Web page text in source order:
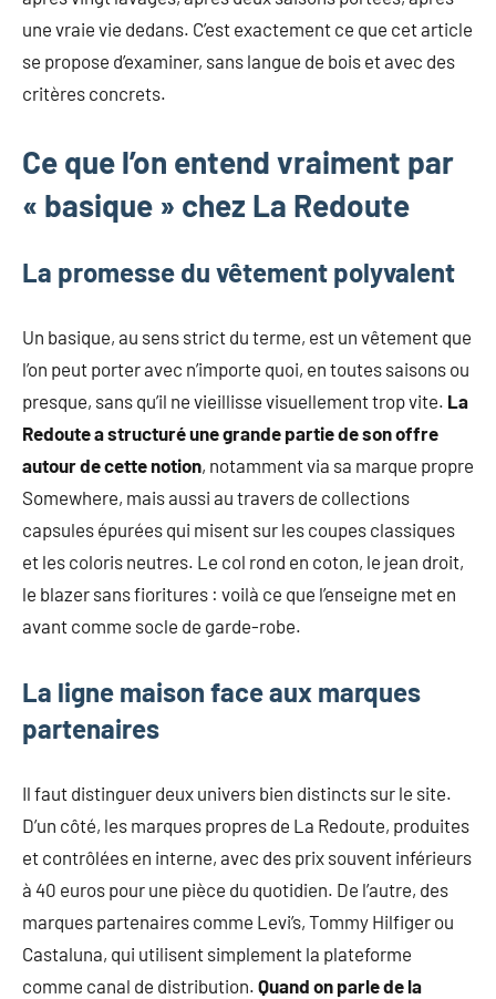
pour
des
insights
sur
la
mode
et
encore.
une vraie vie dedans. C’est exactement ce que cet article
se propose d’examiner, sans langue de bois et avec des
critères concrets.
Ce que l’on entend vraiment par
« basique » chez La Redoute
La promesse du vêtement polyvalent
Un basique, au sens strict du terme, est un vêtement que
l’on peut porter avec n’importe quoi, en toutes saisons ou
presque, sans qu’il ne vieillisse visuellement trop vite. La
Redoute a structuré une grande partie de son offre
autour de cette notion, notamment via sa marque propre
Somewhere, mais aussi au travers de collections
capsules épurées qui misent sur les coupes classiques
et les coloris neutres. Le col rond en coton, le jean droit,
le blazer sans fioritures : voilà ce que l’enseigne met en
avant comme socle de garde-robe.
La ligne maison face aux marques
partenaires
Il faut distinguer deux univers bien distincts sur le site.
D’un côté, les marques propres de La Redoute, produites
et contrôlées en interne, avec des prix souvent inférieurs
à 40 euros pour une pièce du quotidien. De l’autre, des
marques partenaires comme Levi’s, Tommy Hilfiger ou
Castaluna, qui utilisent simplement la plateforme
comme canal de distribution. Quand on parle de la